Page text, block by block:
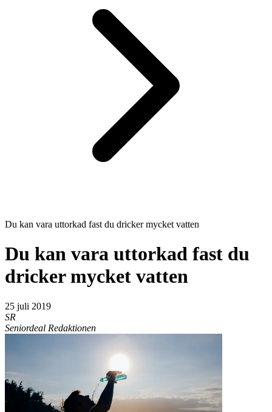
Du kan vara uttorkad fast du dricker mycket vatten
Du kan vara uttorkad fast du
dricker mycket vatten
25 juli 2019
SR
Seniordeal Redaktionen